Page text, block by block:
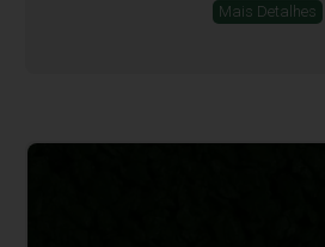
Mais Detalhes